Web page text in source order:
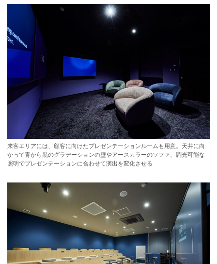
来客エリアには、顧客に向けたプレゼンテーションルームも用意。天井に向
かって青から黒のグラデーションの壁やアースカラーのソファ、調光可能な
照明でプレゼンテーションに合わせて演出を変化させる